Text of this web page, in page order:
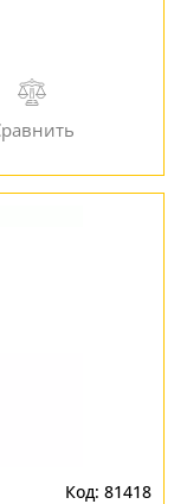
81418